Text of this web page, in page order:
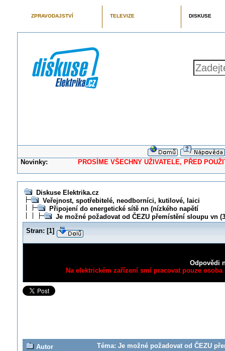
ZPRAVODAJSTVÍ TELEVIZE DISKUSE
Novinky: PROSÍME VŠECHNY UŽIVATELE, PŘED
Diskuse Elektrika.cz
Veřejnost, spotřebitelé, neodborníci, kutilové, laici
Připojení do energetické sítě nn (nízkého napětí
Je možné požadovat od ČEZU přemístění sloupu vn
Stran: [1]
Odpovědi
Na elektrickém zařízení smí pracovat pouze
Autor
Téma: Je možné požadovat od ČEZU